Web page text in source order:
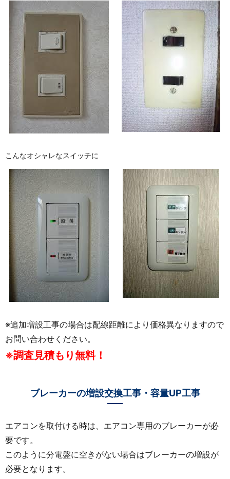
こんなオシャレなスイッチに
※追加増設工事の場合は配線距離により価格異なりますので
お問い合わせください。
※調査見積もり無料！
ブレーカーの増設交換工事・容量UP工事
エアコンを取付ける時は、エアコン専用のブレーカーが必
要です。
このように分電盤に空きがない場合はブレーカーの増設が
必要となります。